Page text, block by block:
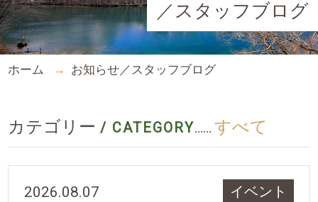
／スタッフブログ
ホーム お知らせ／スタッフブログ
カテゴリー / CATEGORY...... すべて
2026.08.07 イベント